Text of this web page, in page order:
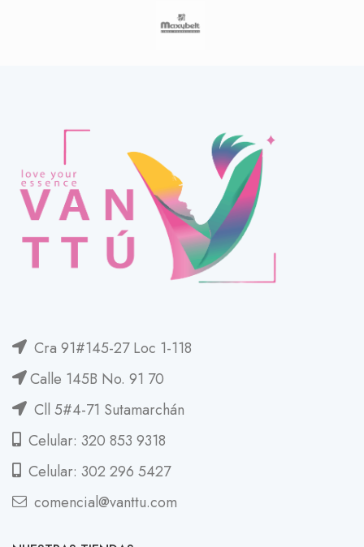
Cra 91#145-27 Loc 1-118
Calle 145B No. 91 70
Cll 5#4-71 Sutamarchán
Celular: 320 853 9318
Celular: 302 296 5427
comencial@vanttu.com